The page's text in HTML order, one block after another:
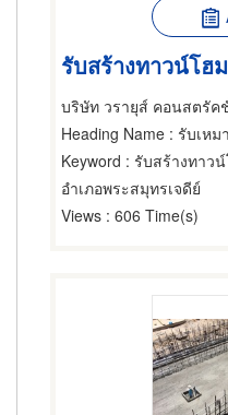
รับสร้างทาวน์โฮ
บริษัท วรายุส์ คอนสตรัค
Heading Name : รับเหม
Keyword : รับสร้างทาว
อำเภอพระสมุทรเจดีย์
Views : 606 Time(s)